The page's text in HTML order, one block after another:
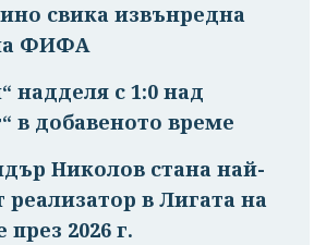
свика извънредна
ФИФА
надделя с 1:0 над
в добавеното време
Николов стана най-
реализатор в Лигата на
2026 г.